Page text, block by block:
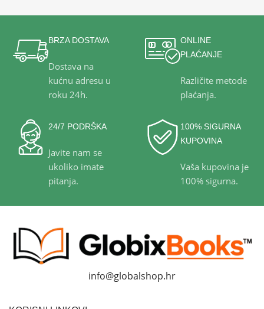
BRZA DOSTAVA
Dostava na
kućnu adresu u
roku 24h.
ONLINE
PLAĆANJE
Različite metode
plaćanja.
24/7 PODRŠKA
Javite nam se
ukoliko imate
pitanja.
100% SIGURNA
KUPOVINA
Vaša kupovina je
100% sigurna.
info@globalshop.hr